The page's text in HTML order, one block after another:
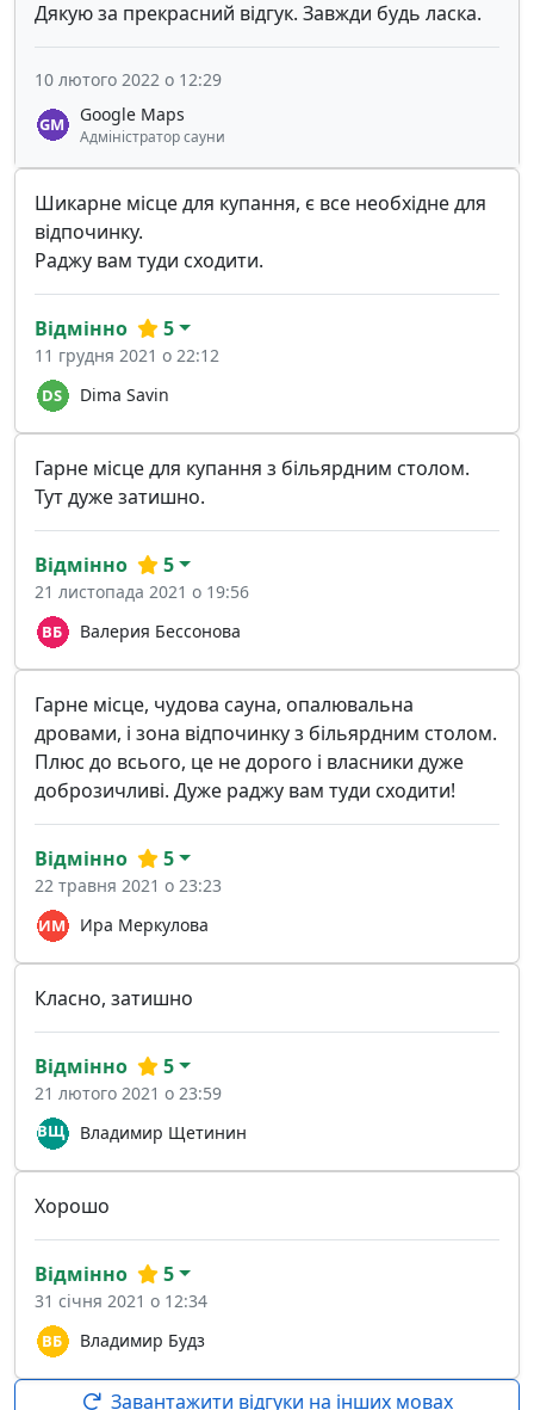
Дякую за прекрасний відгук. Завжди будь ласка.
Google Maps
Адміністратор сауни
10 лютого 2022 о 12:29
Шикарне місце для купання, є все необхідне для
відпочинку.
Раджу вам туди сходити.
Dima Savin
Відмінно 5
11 грудня 2021 о 22:12
Гарне місце для купання з більярдним столом.
Тут дуже затишно.
Валерия Бессонова
Відмінно 5
21 листопада 2021 о 19:56
Гарне місце, чудова сауна, опалювальна
дровами, і зона відпочинку з більярдним столом.
Плюс до всього, це не дорого і власники дуже
доброзичливі. Дуже раджу вам туди сходити!
Ира Меркулова
Відмінно 5
22 травня 2021 о 23:23
Класно, затишно
Владимир Щетинин
Відмінно 5
21 лютого 2021 о 23:59
Хорошо
Владимир Будз
Відмінно 5
31 січня 2021 о 12:34
Завантажити відгуки на інших мовах